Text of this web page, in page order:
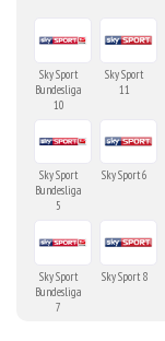
Sky Sport
Bundesliga
10
Sky Sport
11
Sky Sport
Bundesliga
5
Sky Sport 6
Sky Sport
Bundesliga
7
Sky Sport 8